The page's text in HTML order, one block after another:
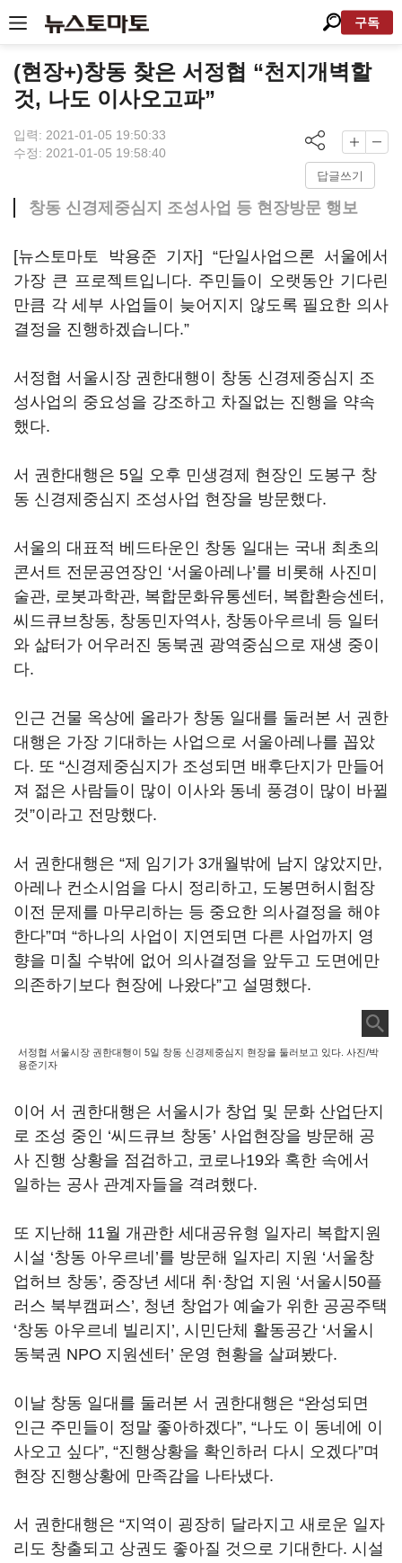
구독
(현장+)창동 찾은 서정협 “천지개벽할
것, 나도 이사오고파”
입력: 2021-01-05 19:50:33
수정: 2021-01-05 19:58:40
답글쓰기
창동 신경제중심지 조성사업 등 현장방문 행보
[뉴스토마토 박용준 기자] “단일사업으론 서울에서
가장 큰 프로젝트입니다. 주민들이 오랫동안 기다린
만큼 각 세부 사업들이 늦어지지 않도록 필요한 의사
결정을 진행하겠습니다.”
서정협 서울시장 권한대행이 창동 신경제중심지 조
성사업의 중요성을 강조하고 차질없는 진행을 약속
했다.
서 권한대행은 5일 오후 민생경제 현장인 도봉구 창
동 신경제중심지 조성사업 현장을 방문했다.
서울의 대표적 베드타운인 창동 일대는 국내 최초의
콘서트 전문공연장인 ‘서울아레나’를 비롯해 사진미
술관, 로봇과학관, 복합문화유통센터, 복합환승센터,
씨드큐브창동, 창동민자역사, 창동아우르네 등 일터
와 삶터가 어우러진 동북권 광역중심으로 재생 중이
다.
인근 건물 옥상에 올라가 창동 일대를 둘러본 서 권한
대행은 가장 기대하는 사업으로 서울아레나를 꼽았
다. 또 “신경제중심지가 조성되면 배후단지가 만들어
져 젊은 사람들이 많이 이사와 동네 풍경이 많이 바뀔
것”이라고 전망했다.
서 권한대행은 “제 임기가 3개월밖에 남지 않았지만,
아레나 컨소시엄을 다시 정리하고, 도봉면허시험장
이전 문제를 마무리하는 등 중요한 의사결정을 해야
한다”며 “하나의 사업이 지연되면 다른 사업까지 영
향을 미칠 수밖에 없어 의사결정을 앞두고 도면에만
의존하기보다 현장에 나왔다”고 설명했다.
서정협 서울시장 권한대행이 5일 창동 신경제중심지 현장을 둘러보고 있다. 사진/박
용준기자
이어 서 권한대행은 서울시가 창업 및 문화 산업단지
로 조성 중인 ‘씨드큐브 창동’ 사업현장을 방문해 공
사 진행 상황을 점검하고, 코로나19와 혹한 속에서
일하는 공사 관계자들을 격려했다.
또 지난해 11월 개관한 세대공유형 일자리 복합지원
시설 ‘창동 아우르네’를 방문해 일자리 지원 ‘서울창
업허브 창동’, 중장년 세대 취·창업 지원 ‘서울시50플
러스 북부캠퍼스’, 청년 창업가 예술가 위한 공공주택
‘창동 아우르네 빌리지’, 시민단체 활동공간 ‘서울시
동북권 NPO 지원센터’ 운영 현황을 살펴봤다.
이날 창동 일대를 둘러본 서 권한대행은 “완성되면
인근 주민들이 정말 좋아하겠다”, “나도 이 동네에 이
사오고 싶다”, “진행상황을 확인하러 다시 오겠다”며
현장 진행상황에 만족감을 나타냈다.
서 권한대행은 “지역이 굉장히 달라지고 새로운 일자
리도 창출되고 상권도 좋아질 것으로 기대한다. 시설